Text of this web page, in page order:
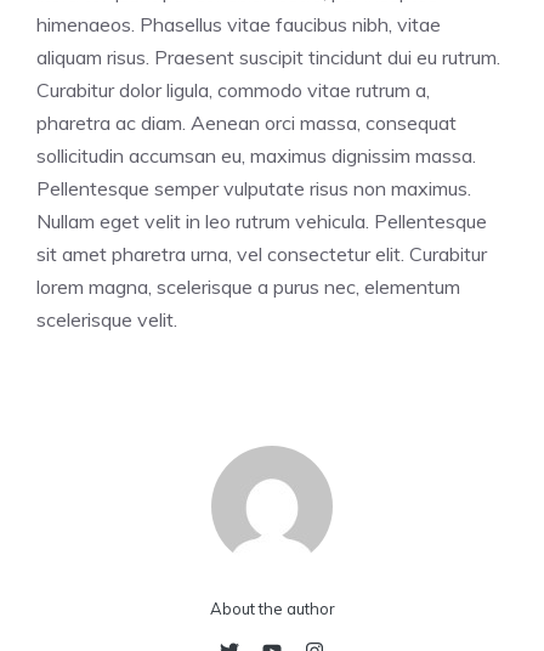
himenaeos. Phasellus vitae faucibus nibh, vitae
aliquam risus. Praesent suscipit tincidunt dui eu rutrum.
Curabitur dolor ligula, commodo vitae rutrum a,
pharetra ac diam. Aenean orci massa, consequat
sollicitudin accumsan eu, maximus dignissim massa.
Pellentesque semper vulputate risus non maximus.
Nullam eget velit in leo rutrum vehicula. Pellentesque
sit amet pharetra urna, vel consectetur elit. Curabitur
lorem magna, scelerisque a purus nec, elementum
scelerisque velit.
About the author